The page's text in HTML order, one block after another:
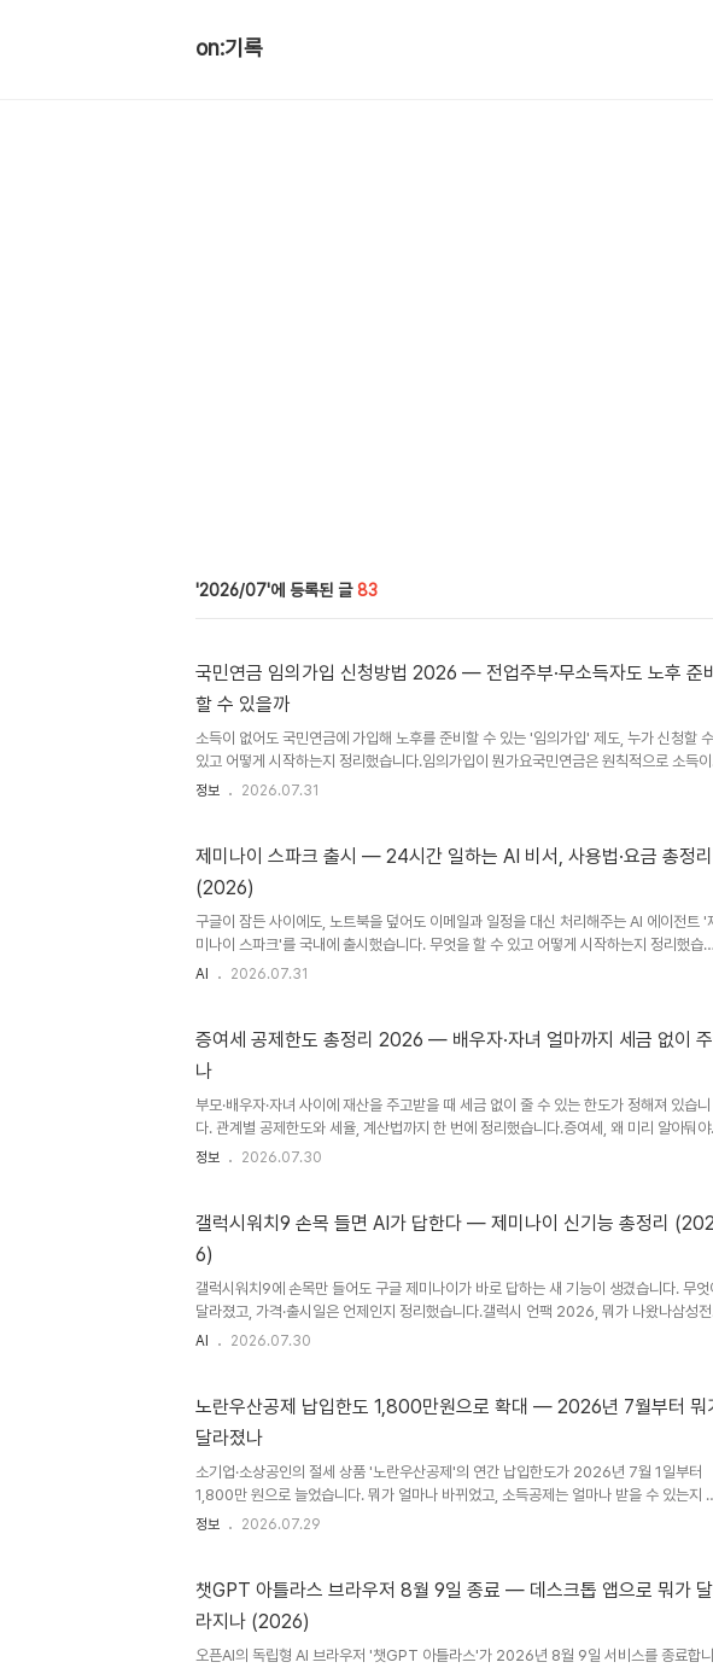
on:기록
2026/07 83
국민연금 임의가입 신청방법 2026 — 전업주부·무소득자도 노후 준비
할 수 있을까
소득이 없어도 국민연금에 가입해 노후를 준비할 수 있는 '임의가입' 제도, 누가 신청할 수
있고 어떻게 시작하는지 정리했습니다.임의가입이 뭔가요국민연금은 원칙적으로 소득이
있는 사람이 의무적으로 가입하는 제도입니다. 회사에 다니면 '사업장가입자', 소득이 있는
가입 대상이 아니어서 자동으로는 국민연금에 가입되지 않습니다. 이런 분들이 본인 희망
로 국민연금에 가입해 노후를 준비할 수 있도록 만든 제도가 바로 임의가입입니다.가입 자
격 확인하기임의가입은 아무나 신청할 수 있는 것은 아니고, 아래 조건을 모두 충족해야 합
니다.만 18세 이상..
정보 2026.07.31
제미나이 스파크 출시 — 24시간 일하는 AI 비서, 사용법·요금 총정리
(2026)
구글이 잠든 사이에도, 노트북을 덮어도 이메일과 일정을 대신 처리해주는 AI 에이전트 '
미나이 스파크'를 국내에 출시했습니다. 무엇을 할 수 있고 어떻게 시작하는지 정리했습니
다.제미나이 스파크, 뭐가 다른가구글코리아가 개인용 AI 에이전트 '제미나이 스파크
가장 큰 차이는 '상시 작동'이라는 점입니다. 일반적인 AI 챗봇은 사용자가 앱을 켜고 질문
해야 답을 주지만, 제미나이 스파크는 노트북을 덮거나 스마트폰 화면을 잠근 상태에서도
구글 클라우드에서 맡겨둔 작업을 계속 이어갑니다. 질문에 답하는 수동형 도구에서, 스스
로..
AI 2026.07.31
증여세 공제한도 총정리 2026 — 배우자·자녀 얼마까지 세금 없이 주
나
부모·배우자·자녀 사이에 재산을 주고받을 때 세금 없이 줄 수 있는 한도가 정해져 있습니
다. 관계별 공제한도와 세율, 계산법까지 한 번에 정리했습니다.증여세, 왜 미리 알아둬야
할까부모가 자녀에게 목돈을 보태주거나, 배우자에게 재산 명의를 옮기거나, 결혼·출산을
도가 누구에게 받았는지에 따라 다르게 정해져 있기 때문입니다.공제 한도를 모르고 있다
나중에 국세청으로부터 증여세를 추징당하는 사례도 적지 않습니다. 특히 조부모·부모처럼
같은 그룹으로 묶이는 관계는 여러 사람에게 나눠 받아도 10년간 합산해서 계산되기 때문
에, 미리 ..
정보 2026.07.30
갤럭시워치9 손목 들면 AI가 답한다 — 제미나이 신기능 총정리 (202
6)
갤럭시워치9에 손목만 들어도 구글 제미나이가 바로 답하는 새 기능이 생겼습니다. 무엇
달라졌고, 가격·출시일은 언제인지 정리했습니다.갤럭시 언팩 2026, 뭐가 나왔나삼성전
가 영국 런던에서 연 '갤럭시 언팩 2026' 행사에서 갤럭시 워치 신제품 두 종과 삼성의 첫
워치9 — 배터리 용량이 전작보다 20% 커졌고(390mAh), 삼성 스마트워치 중 가장 밝
화면을 탑재했습니다.갤럭시 워치 울트라2 — 배터리 용량이 전작 대비 35% 늘었습니다.
삼성 스마트 안경(인텔리전트 아이웨어) — 별도로 공개된 삼성의 첫 AI 글래스로, 이..
AI 2026.07.30
노란우산공제 납입한도 1,800만원으로 확대 — 2026년 7월부터 뭐
달라졌나
소기업·소상공인의 절세 상품 '노란우산공제'의 연간 납입한도가 2026년 7월 1일부터
1,800만 원으로 늘었습니다. 뭐가 얼마나 바뀌었고, 소득공제는 얼마나 받을 수 있는지
리했습니다.뭐가 달라졌나 — 납입한도 1,800만 원'노란우산공제'는 소기업·소상공인이
산공제의 납입한도가 확대됐습니다. 구분이전2026년 7월 1일부터납입한도분기별 300
만원(연 환산 약 1,200만원)연 1,800만원납입 방식분기 단위 제한한도 안에서 자유롭게
납입여기에 더해, 2026년 1월 1일 납입분부터는 '50개월 추가납입 한도'가 폐지됐습..
정보 2026.07.29
챗GPT 아틀라스 브라우저 8월 9일 종료 — 데스크톱 앱으로 뭐가 달
라지나 (2026)
오픈AI의 독립형 AI 브라우저 '챗GPT 아틀라스'가 2026년 8월 9일 서비스를 종료합니